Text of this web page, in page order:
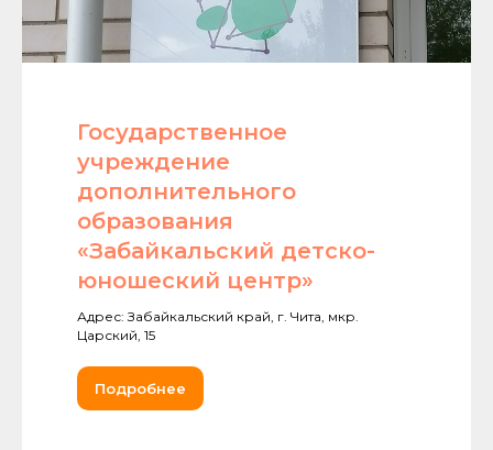
Государственное
учреждение
дополнительного
образования
«Забайкальский детско-
юношеский центр»
Адрес: Забайкальский край, г. Чита, мкр.
Царский, 15
Подробнее